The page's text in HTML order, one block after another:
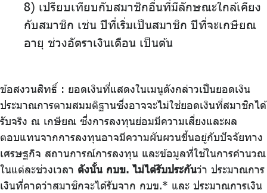
8) เปรียบเทียบกับสมาชิกอื่นที่มีลักษณะใกล้เคียง
กับสมาชิก เช่น ปีที่เริ่มเป็นสมาชิก ปีที่จะเกษียณ
อายุ ช่วงอัตราเงินเดือน เป็นต้น
ข้อสงวนสิทธิ์ : ยอดเงินที่แสดงในเมนูดังกล่าวเป็นยอดเงิน
ประมาณการตามสมมติฐานซึ่งอาจจะไม่ใช่ยอดเงินที่สมาชิกได้
รับจริง ณ เกษียณ ซึ่งการลงทุนย่อมมีความเสี่ยงและผล
ตอบแทนจากการลงทุนอาจมีความผันผวนขึ้นอยู่กับปัจจัยทาง
เศรษฐกิจ สถานการณ์การลงทุน และข้อมูลที่ใช้ในการคํานวณ
ในแต่ละช่วงเวลา ดังนั้น กบข. ไม่ได้รับประกันว่า ประมาณการ
เงินที่คาดว่าสมาชิกจะได้รับจาก กบข.* และ ประมาณการเงิน